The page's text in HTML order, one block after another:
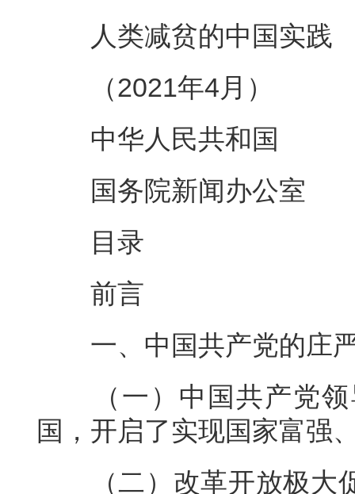
人类减贫的中国实践
（2021年4月）
中华人民共和国
国务院新闻办公室
目录
前言
一、中国共产党的庄
（一）中国共产党
国，开启了实现国家富强
（二）改革开放极